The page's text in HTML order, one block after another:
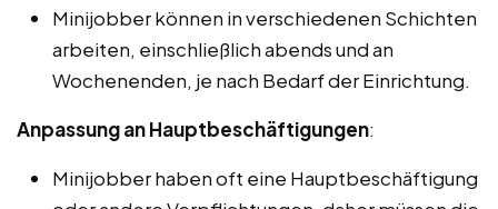
Minijobber können in verschiedenen Schichten
arbeiten, einschließlich abends und an
Wochenenden, je nach Bedarf der Einrichtung.
Anpassung an Hauptbeschäftigungen:
Minijobber haben oft eine Hauptbeschäftigung